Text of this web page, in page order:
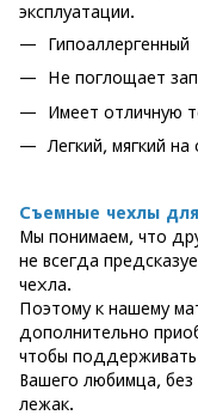
эксплуатации.
Гипоаллергенный
Не поглощает
Имеет отличную
Легкий, мягкий на
Съемные чехлы
Мы понимаем, что
не всегда
чехла.
Поэтому к нашему
дополнительно
чтобы поддерживать
Вашего любимца, без
лежак.